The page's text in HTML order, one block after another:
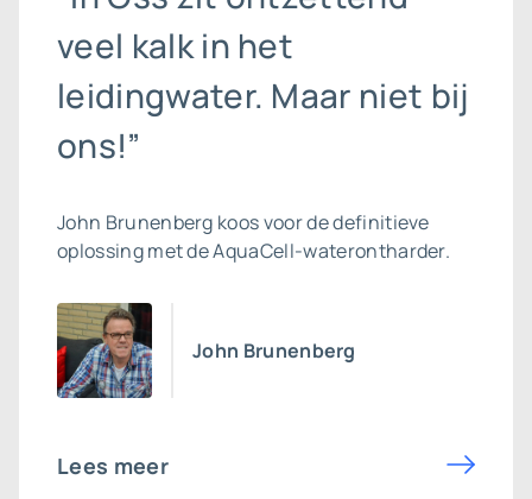
veel kalk in het
leidingwater. Maar niet bij
ons!”
John Brunenberg koos voor de definitieve
oplossing met de AquaCell-waterontharder.
John Brunenberg
Lees meer